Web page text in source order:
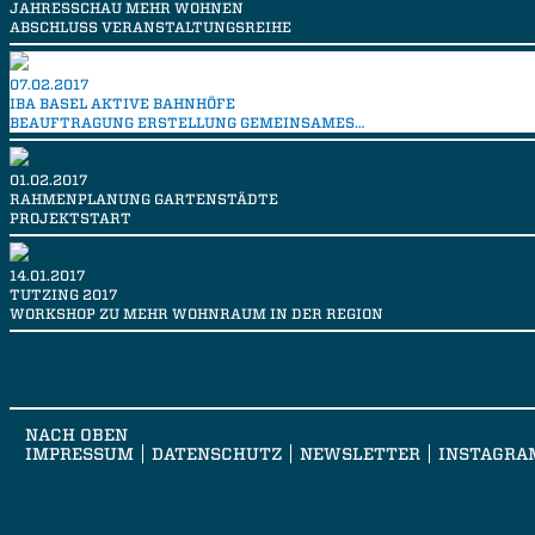
JAHRESSCHAU MEHR WOHNEN
ABSCHLUSS VERANSTALTUNGSREIHE
07.02.2017
IBA BASEL AKTIVE BAHNHÖFE
BEAUFTRAGUNG ERSTELLUNG GEMEINSAMES…
01.02.2017
RAHMENPLANUNG GARTENSTÄDTE
PROJEKTSTART
14.01.2017
TUTZING 2017
WORKSHOP ZU MEHR WOHNRAUM IN DER REGION
NACH OBEN
IMPRESSUM
DATENSCHUTZ NEWSLETTER